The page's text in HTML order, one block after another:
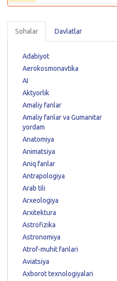
Sohalar Davlatlar
Adabiyot
Aerokosmonavtika
AI
Aktyorlik
Amaliy fanlar
Amaliy fanlar va Gumanitar
yordam
Anatomiya
Animatsiya
Aniq fanlar
Antrapologiya
Arab tili
Arxeologiya
Arxitektura
Astrofizika
Astronomiya
Atrof-muhit fanlari
Aviatsiya
Axborot texnologiyalari